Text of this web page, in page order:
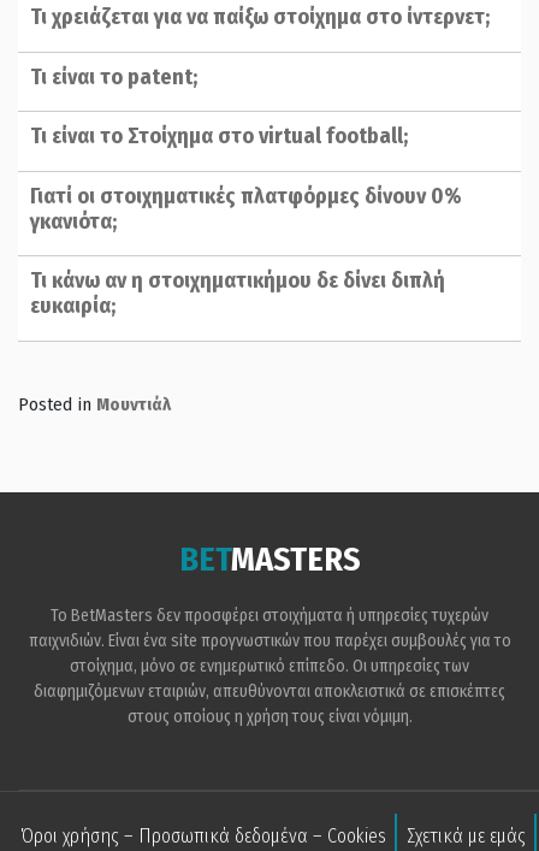
Τι χρειάζεται για να παίξω στοίχημα στο ίντερνετ;
Τι είναι το patent;
Τι είναι το Στοίχημα στο virtual football;
Γιατί οι στοιχηματικές πλατφόρμες δίνουν 0%
γκανιότα;
Τι κάνω αν η στοιχηματικήμου δε δίνει διπλή
ευκαιρία;
Posted in Μουντιάλ
BETMASTERS
Το BetMasters δεν προσφέρει στοιχήματα ή υπηρεσίες τυχερών
παιχνιδιών. Είναι ένα site προγνωστικών που παρέχει συμβουλές για το
στοίχημα, μόνο σε ενημερωτικό επίπεδο. Οι υπηρεσίες των
διαφημιζόμενων εταιριών, απευθύνονται αποκλειστικά σε επισκέπτες
στους οποίους η χρήση τους είναι νόμιμη.
Όροι χρήσης – Προσωπικά δεδομένα – Cookies Σχετικά με εμάς